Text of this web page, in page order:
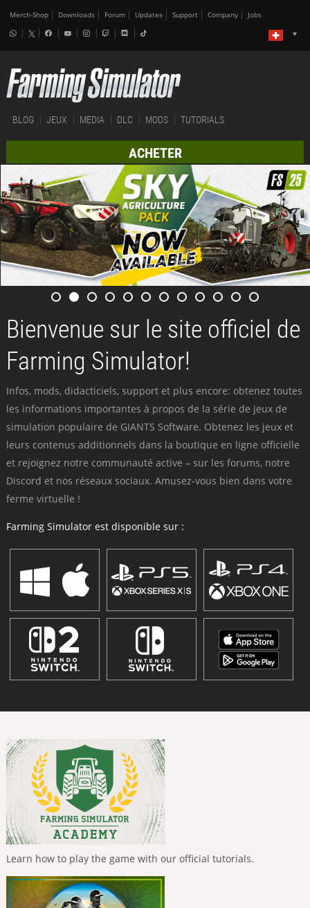
Merch-Shop Downloads Forum Updates Support Company Jobs
BLOG JEUX MEDIA DLC MODS TUTORIALS
ACHETER
Bienvenue sur le site officiel de
Farming Simulator!
Infos, mods, didacticiels, support et plus encore: obtenez toutes
les informations importantes à propos de la série de jeux de
simulation populaire de GIANTS Software. Obtenez les jeux et
leurs contenus additionnels dans la boutique en ligne officielle
et rejoignez notre communauté active – sur les forums, notre
Discord et nos réseaux sociaux. Amusez-vous bien dans votre
ferme virtuelle !
Farming Simulator est disponible sur :
Learn how to play the game with our official tutorials.